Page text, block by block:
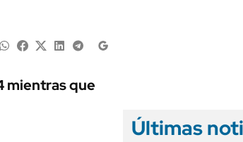
AUTOS
mientras que
Últimas